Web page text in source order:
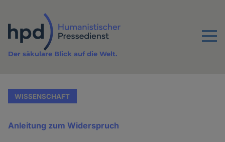
Inhalt
Menu
Der säkulare Blick auf die Welt.
WISSENSCHAFT
Anleitung zum Widerspruch